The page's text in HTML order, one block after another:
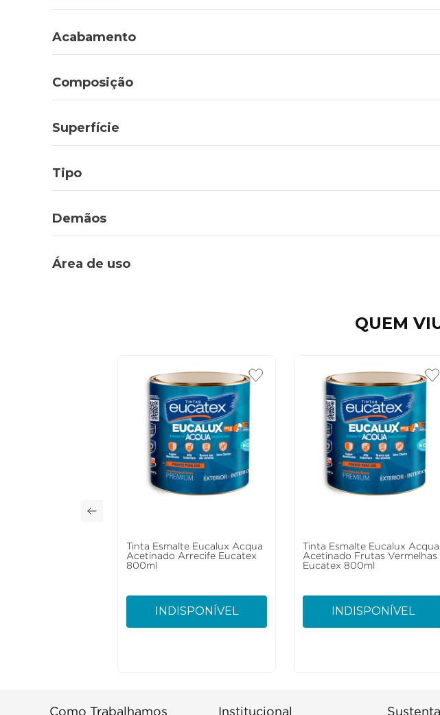
Acabamento
Composição
Superfície
Tipo
Demãos
Área de uso
QUEM
Tinta Esmalte Eucalux Acqua
Acetinado Arrecife Eucatex
800ml
INDISPONÍVEL
Tinta Esmalte Eucalux Acqua
Acetinado Frutas Vermelhas
Eucatex 800ml
INDISPONÍVEL
Como Trabalhamos Institucional